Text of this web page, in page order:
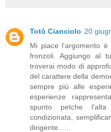
Totò Cianciolo 20
Mi piace l'argomento
fronzoli. Aggiungo al
troverai modo di
del carattere della
sempre più alle
esperienze
spunto petche l'alta
condizionata,
dirigente......